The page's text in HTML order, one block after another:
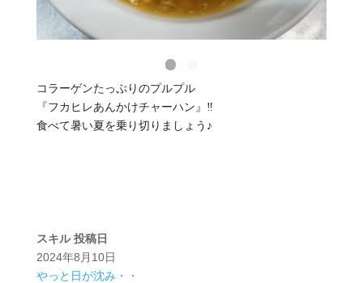
コラーゲンたっぷりのプルプル
『フカヒレあんかけチャーハン』‼️
食べて暑い夏を乗り切りましょう♪
スキル 投稿日
2024年8月10日
やっと日が沈み・・